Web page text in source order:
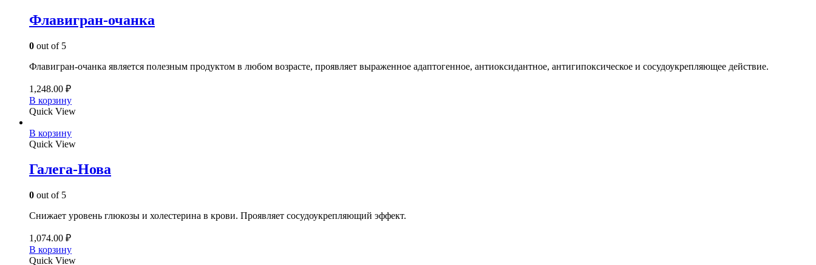
Флавигран-очанка
0 out of 5
Флавигран-очанка является полезным продуктом в любом возрасте, проявляет выраженное адаптогенное, антиоксидантное, антигипоксическое и сосудоукрепляющее действие.
1,248.00 ₽
В корзину
Quick View
В корзину
Quick View
Галега-Нова
0 out of 5
Снижает уровень глюкозы и холестерина в крови. Проявляет сосудоукрепляющий эффект.
1,074.00 ₽
В корзину
Quick View